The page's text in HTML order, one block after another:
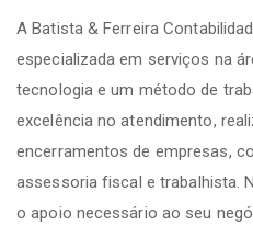
A Batista & Ferreira
especializada em serviços na
tecnologia e um método de
excelência no atendimento,
encerramentos de empresas,
assessoria fiscal e trabalhista.
o apoio necessário ao seu